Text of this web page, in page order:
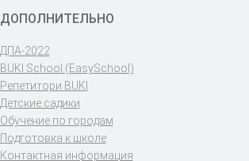
ДОПОЛНИТЕЛЬНО
ДПА-2022
BUKI School (EasySchool)
Репетитори BUKI
Детские садики
Обучение по городам
Подготовка к школе
Контактная информация